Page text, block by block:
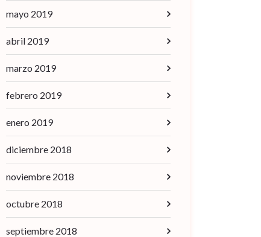
mayo 2019
abril 2019
marzo 2019
febrero 2019
enero 2019
diciembre 2018
noviembre 2018
octubre 2018
septiembre 2018